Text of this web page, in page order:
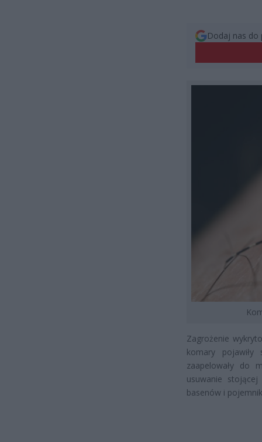
Dodaj nas do
Zagrożenie
komary
zaapelowały do
usuwanie
basenów i